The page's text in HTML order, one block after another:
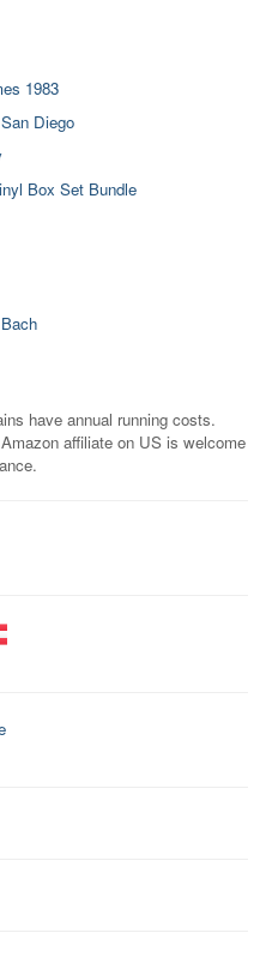
1983
Diego
Box Set Bundle
have annual running costs.
affiliate on US is welcome